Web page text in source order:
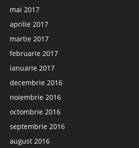
mai 2017
aprilie 2017
martie 2017
februarie 2017
ianuarie 2017
decembrie 2016
noiembrie 2016
octombrie 2016
septembrie 2016
august 2016